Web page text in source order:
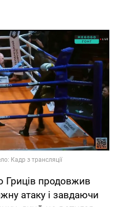
Гриців продовжив
атаку і завдаючи